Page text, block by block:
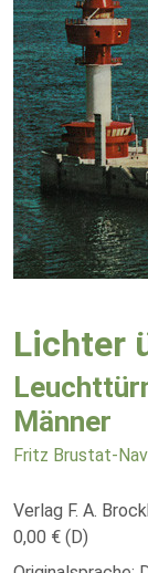
Lichter
Männer
Fritz Brustat-
Verlag F. A.
0,00 € (D)